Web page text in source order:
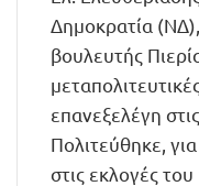
Δημοκρατία
βουλευτής
επανεξελέγη
Πολιτεύθηκε,
στις εκλογές